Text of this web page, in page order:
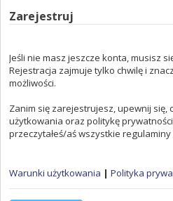
Zarejestruj
Jeśli nie masz jeszcze konta, musisz
Rejestracja zajmuje tylko chwilę i
możliwości.
Zanim się zarejestrujesz, upewnij się,
użytkowania oraz politykę
przeczytałeś/aś wszystkie
Warunki użytkowania | Polityka